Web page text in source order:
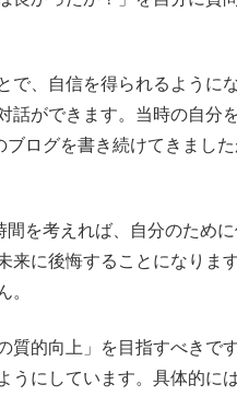
で、自信を得られるように
話ができます。当時の自分
ログを書き続けてきまし
を考えれば、自分のため
来に後悔することになりま
。
質的向上」を目指すべきで
うにしています。具体的に